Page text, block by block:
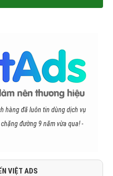
hàng đã luôn tin dùng dịch vụ
đường 9 năm vừa qua! -
VIỆT ADS